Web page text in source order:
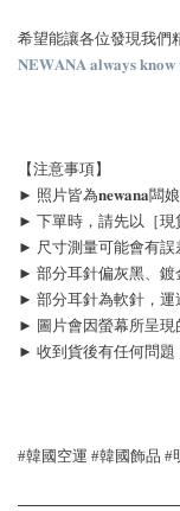
希望能讓各位發現我
𝐍𝐄𝐖𝐀𝐍𝐀 𝐚𝐥𝐰𝐚𝐲𝐬 𝐤𝐧𝐨𝐰
【注意事項】
► 照片皆為𝐧𝐞𝐰𝐚𝐧𝐚闆
► 下單時，請先以［現
► 尺寸測量可能會有誤
► 部分耳針偏灰黑、鍍
► 部分耳針為軟針，運
► 圖片會因螢幕所呈現
► 收到貨後有任何問題
#韓國空運 #韓國飾品 #